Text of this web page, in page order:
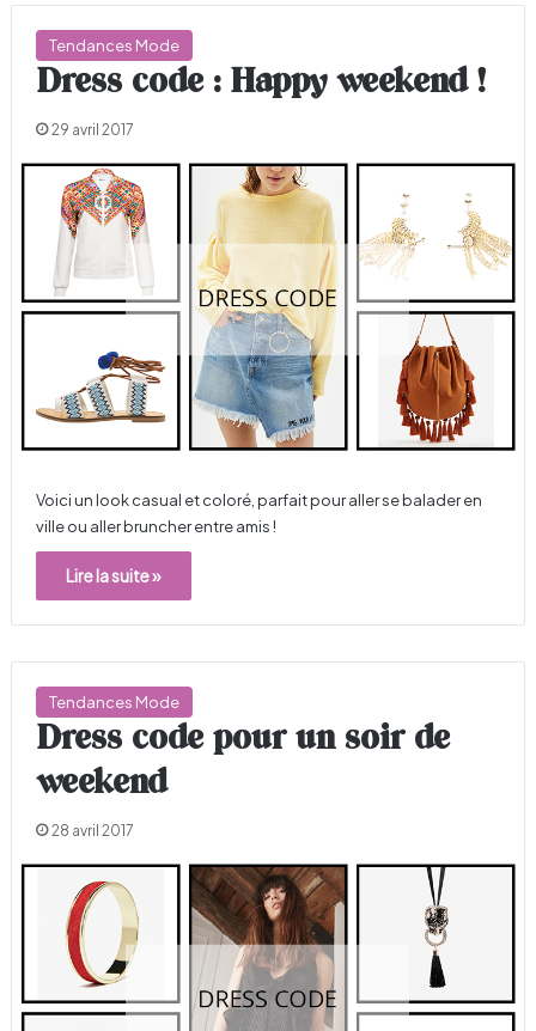
Tendances Mode
Dress code : Happy weekend !
29 avril 2017
Voici un look casual et coloré, parfait pour aller se balader en
ville ou aller bruncher entre amis !
Lire la suite »
Tendances Mode
Dress code pour un soir de
weekend
28 avril 2017